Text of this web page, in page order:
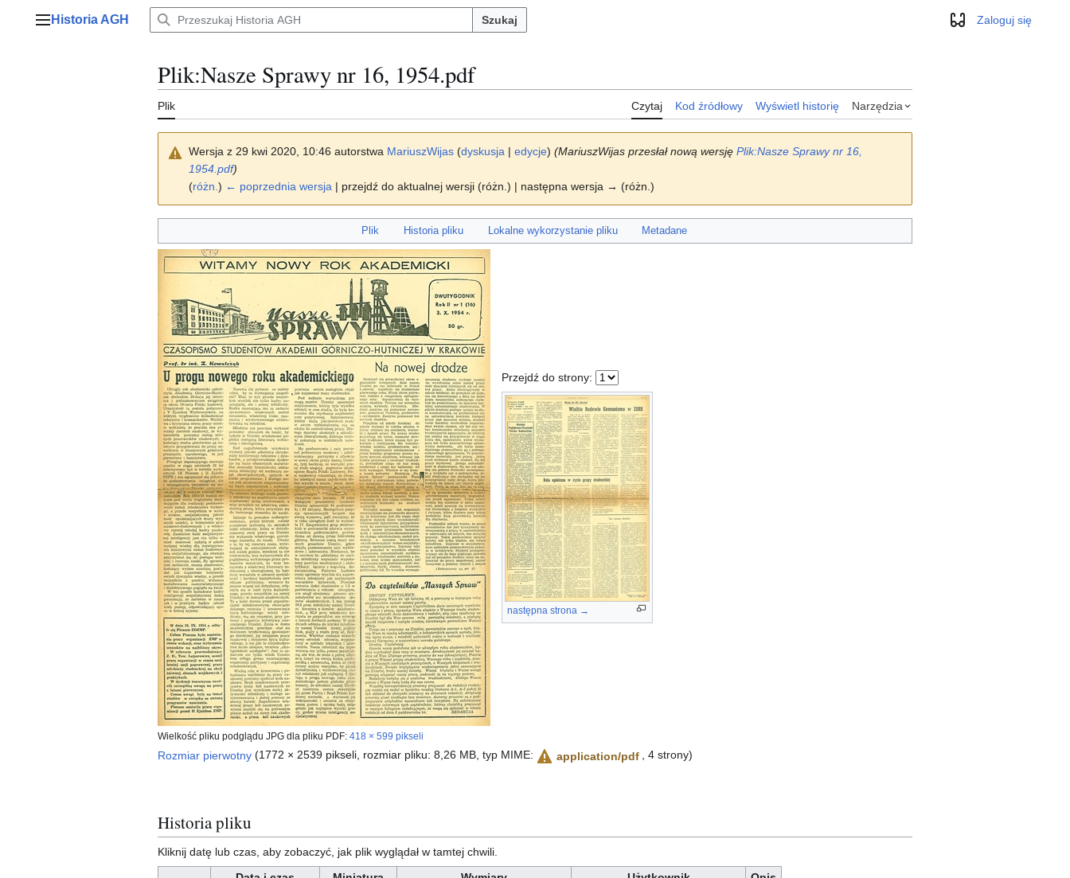
Menu główne
Historia AGH Szukaj WyglądZaloguj się
Plik:Nasze Sprawy nr 16, 1954.pdf
Plik Czytaj Kod źródłowy Wyświetl historię Narzędzia
Wersja z 29 kwi 2020, 10:46 autorstwa MariuszWijas (dyskusja | edycje) (MariuszWijas przesłał nową wersję Plik:Nasze Sprawy nr 16,
1954.pdf)
(różn. ) ← poprzednia wersja | przejdź do aktualnej wersji (różn.) | następna wersja → (różn.)
Plik Historia pliku Lokalne wykorzystanie pliku Metadane
Wielkość pliku podglądu JPG dla pliku PDF: 418 × 599 pikseli
Przejdź do strony:
następna strona →
Rozmiar pierwotny (1772 × 2539 pikseli, rozmiar pliku: 8,26 MB, typ MIME: application/pdf , 4 strony)
Historia pliku
Kliknij datę lub czas, aby zobaczyć, jak plik wyglądał w tamtej chwili.